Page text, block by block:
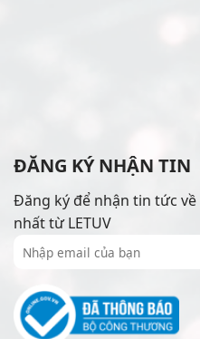
ĐĂNG KÝ NHẬN TIN
Đăng ký để nhận tin tức
nhất từ LETUV